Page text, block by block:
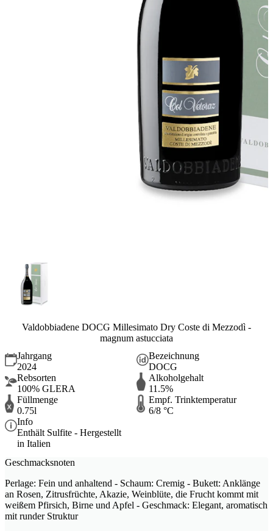
Valdobbiadene DOCG Millesimato Dry Coste di Mezzodì -
magnum astucciata
Jahrgang
2024
Bezeichnung
DOCG
Rebsorten
100% GLERA
Alkoholgehalt
11.5%
Füllmenge
0.75l
Empf. Trinktemperatur
6/8 °C
Info
Enthält Sulfite - Hergestellt
in Italien
Geschmacksnoten
Perlage: Fein und anhaltend - Schaum: Cremig - Bukett: Anklänge
an Rosen, Zitrusfrüchte, Akazie, Weinblüte, die Frucht kommt mit
weißem Pfirsich, Birne und Apfel - Geschmack: Elegant, aromatisch
mit runder Struktur